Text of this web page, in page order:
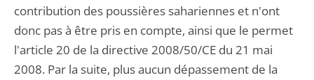
contribution des poussières sahariennes et n'ont
donc pas à être pris en compte, ainsi que le permet
l'article 20 de la directive 2008/50/CE du 21 mai
2008. Par la suite, plus aucun dépassement de la